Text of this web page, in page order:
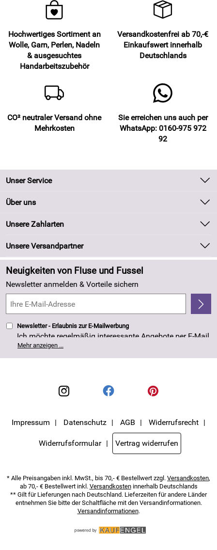
Hochwertiges Sortiment an
Wolle, Garn, Perlen, Nadeln
& ausgesuchtes
Handarbeitszubehör
Versandkostenfrei ab 70,-€
Einkaufswert innerhalb
Deutschlands
CO² neutraler Versand ohne
Mehrkosten
Sie erreichen uns auch per
WhatsApp: 0160-975 972
92
Unser Service
Kontakt
Kundeninformationen
Newsletter
Zahlung und Versand
Kundenlogin
Über uns
Unsere Bestseller
Neu
Angebote
Made in Germany
4,8/5*****
Unsere Zahlarten
Unsere Versandpartner
Neuigkeiten von Fluse und Fussel
Newsletter anmelden & Vorteile sichern
Newsletter - Erlaubnis zur E-Mailwerbung
Ich möchte regelmäßig interessante Angebote per E-Mail
erhalten. Meine E-Mail-Adresse wird nicht an andere
Unternehmen weitergegeben. Die Einwilligung zur
Nutzung meiner E-Mail- Adresse für Werbezwecke kann
Mehr anzeigen ...
Impressum Datenschutz AGB Widerrufsrecht
Widerrufsformular Vertrag widerrufen
* Alle Preisangaben inkl. MwSt., bis 70,- € Bestellwert zzgl. Versandkosten,
ab 70,- € Bestellwert inkl. Versandkosteninnerhalb Deutschlands
** Gilt für Lieferungen nach Deutschland. Lieferzeiten für andere Länder
entnehmen Sie bitte der Schaltfläche mit den Versandinformationen.
Versandinformationen.